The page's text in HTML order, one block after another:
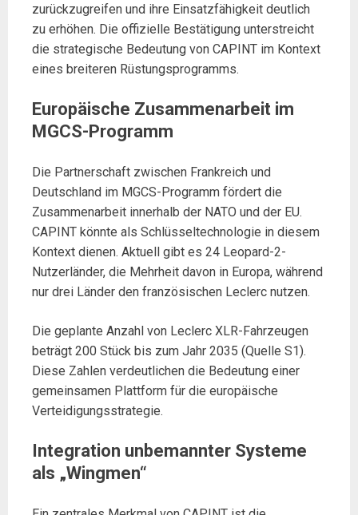
zurückzugreifen und ihre Einsatzfähigkeit deutlich
zu erhöhen. Die offizielle Bestätigung unterstreicht
die strategische Bedeutung von CAPINT im Kontext
eines breiteren Rüstungsprogramms.
Europäische Zusammenarbeit im
MGCS-Programm
Die Partnerschaft zwischen Frankreich und
Deutschland im MGCS-Programm fördert die
Zusammenarbeit innerhalb der NATO und der EU.
CAPINT könnte als Schlüsseltechnologie in diesem
Kontext dienen. Aktuell gibt es 24 Leopard-2-
Nutzerländer, die Mehrheit davon in Europa, während
nur drei Länder den französischen Leclerc nutzen.
Die geplante Anzahl von Leclerc XLR-Fahrzeugen
beträgt 200 Stück bis zum Jahr 2035 (Quelle S1).
Diese Zahlen verdeutlichen die Bedeutung einer
gemeinsamen Plattform für die europäische
Verteidigungsstrategie.
Integration unbemannter Systeme
als „Wingmen“